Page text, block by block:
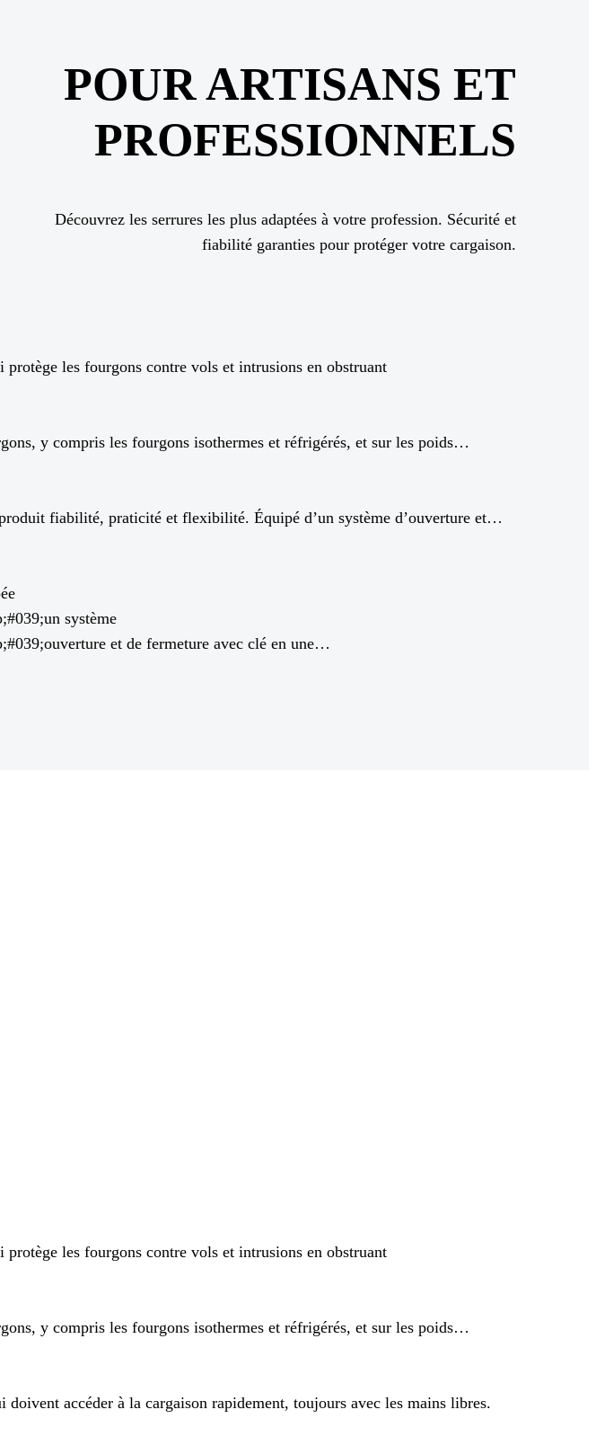
POUR ARTISANS ET
PROFESSIONNELS
Découvrez les serrures les plus adaptées à votre profession. Sécurité et
fiabilité garanties pour protéger votre cargaison.
les fourgons contre vols et intrusions en obstruant
y compris les fourgons isothermes et réfrigérés, et sur les poids…
fiabilité, praticité et flexibilité. Équipé d’un système d’ouverture et…
système
et de fermeture avec clé en une…
les fourgons contre vols et intrusions en obstruant
y compris les fourgons isothermes et réfrigérés, et sur les poids…
accéder à la cargaison rapidement, toujours avec les mains libres.